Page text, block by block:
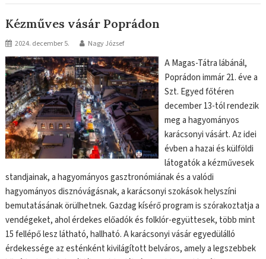
Kézműves vásár Poprádon
2024. december 5. Nagy József
A Magas-Tátra lábánál,
Poprádon immár 21. éve a
Szt. Egyed főtéren
december 13-tól rendezik
meg a hagyományos
karácsonyi vásárt. Az idei
évben a hazai és külföldi
látogatók a kézművesek
standjainak, a hagyományos gasztronómiának és a valódi
hagyományos disznóvágásnak, a karácsonyi szokások helyszíni
bemutatásának örülhetnek. Gazdag kísérő program is szórakoztatja a
vendégeket, ahol érdekes előadók és folklór-együttesek, több mint
15 fellépő lesz látható, hallható. A karácsonyi vásár egyedülálló
érdekessége az esténként kivilágított belváros, amely a legszebbek